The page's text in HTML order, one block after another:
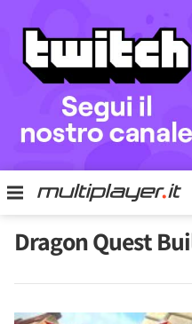
Dragon Quest